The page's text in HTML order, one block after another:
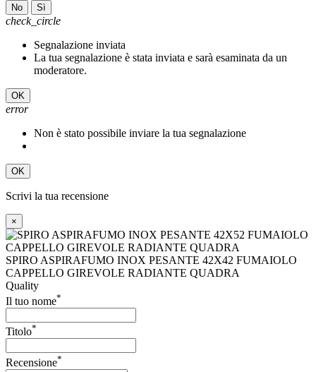
No Sì
check_circle
Segnalazione inviata
La tua segnalazione è stata inviata e sarà esaminata da un
moderatore.
OK
error
Non è stato possibile inviare la tua segnalazione
OK
Scrivi la tua recensione
×
SPIRO ASPIRAFUMO INOX PESANTE 42X42 FUMAIOLO
CAPPELLO GIREVOLE RADIANTE QUADRA
Quality
Il tuo nome*
Titolo*
Recensione*